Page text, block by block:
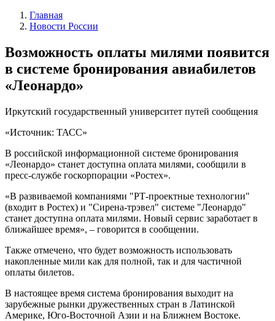
Главная
Новости России
Возможность оплаты милями появится
в системе бронирования авиабилетов
«Леонардо»
Иркутский государственный университет путей сообщения
«Источник: ТАСС»
В российской информационной системе бронирования
«Леонардо» станет доступна оплата милями, сообщили в
пресс-службе госкорпорации «Ростех».
«В развиваемой компаниями "РТ-проектные технологии"
(входит в Ростех) и "Сирена-трэвел" системе "Леонардо"
станет доступна оплата милями. Новый сервис заработает в
ближайшее время», – говорится в сообщении.
Также отмечено, что будет возможность использовать
накопленные мили как для полной, так и для частичной
оплаты билетов.
В настоящее время система бронирования выходит на
зарубежные рынки дружественных стран в Латинской
Америке, Юго-Восточной Азии и на Ближнем Востоке.